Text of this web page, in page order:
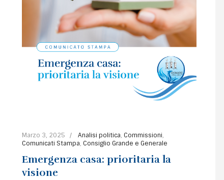
Marzo 3, 2025 Analisi politica,Commissioni,
Comunicati Stampa,Consiglio Grande e Generale
Emergenza casa: prioritaria la
visione